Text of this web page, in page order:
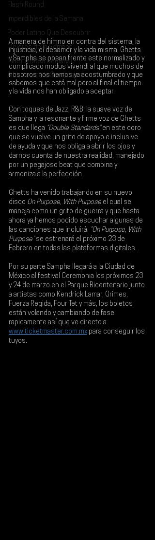
Flash Round
Imperdibles de la Semana
Poder Latino Que Descubrir
Mejores de la Semana
Talento Mexa Semanal
Álbumes de la Semana
A manera de himno en contra del sistema, la
injusticia, el desamor y la vida misma, Ghetts
y Sampha se posan frente este normalizado y
complicado modus vivendi al que muchos de
nosotros nos hemos ya acostumbrado y que
sabemos que está mal pero al final el tiempo
y la vida nos han obligado a aceptar.
Con toques de Jazz, R&B, la suave voz de
Sampha y la resonante y firme voz de Ghetts
es que llega “Double Standards” en este coro
que se vuelve un grito de apoyo e inclusive
de ayuda y que nos obliga a abrir los ojos y
darnos cuenta de nuestra realidad, manejado
por un pegajoso beat que combina y
armoniza a la perfección.
Ghetts ha venido trabajando en su nuevo
disco On Purpose, With Purpose el cual se
maneja como un grito de guerra y que hasta
ahora ya hemos podido escuchar algunas de
las canciones que incluirá. “On Purpose, With
Purpose” se estrenará el próximo 23 de
Febrero en todas las plataformas digitales.
Por su parte Sampha llegará a la Ciudad de
México al festival Ceremonia los próximos 23
y 24 de marzo en el Parque Bicentenario junto
a artistas como Kendrick Lamar, Grimes,
Fuerza Regida, Four Tet y más, los boletos
están volando y cambiando de fase
rapidamente así que ve directo a
www.ticketmaster.com.mx para conseguir los
tuyos.